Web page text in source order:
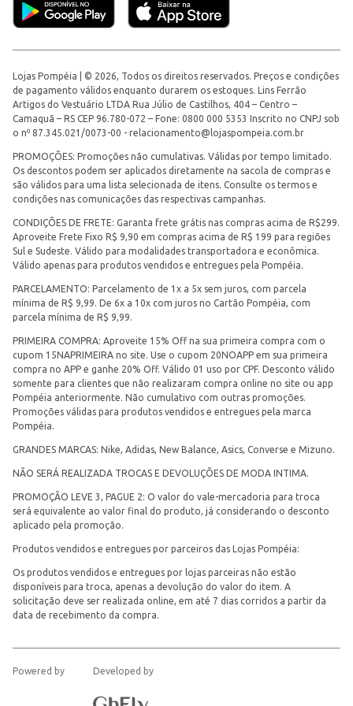
Lojas Pompéia | © 2026, Todos os direitos reservados. Preços e condições
de pagamento válidos enquanto durarem os estoques. Lins Ferrão
Artigos do Vestuário LTDA Rua Júlio de Castilhos, 404 – Centro –
Camaquã – RS CEP 96.780-072 – Fone: 0800 000 5353 Inscrito no CNPJ sob
o nº 87.345.021/0073-00 - relacionamento@lojaspompeia.com.br
PROMOÇÕES: Promoções não cumulativas. Válidas por tempo limitado.
Os descontos podem ser aplicados diretamente na sacola de compras e
são válidos para uma lista selecionada de itens. Consulte os termos e
condições nas comunicações das respectivas campanhas.
CONDIÇÕES DE FRETE: Garanta frete grátis nas compras acima de R$299.
Aproveite Frete Fixo R$ 9,90 em compras acima de R$ 199 para regiões
Sul e Sudeste. Válido para modalidades transportadora e econômica.
Válido apenas para produtos vendidos e entregues pela Pompéia.
PARCELAMENTO: Parcelamento de 1x a 5x sem juros, com parcela
mínima de R$ 9,99. De 6x a 10x com juros no Cartão Pompéia, com
parcela mínima de R$ 9,99.
PRIMEIRA COMPRA: Aproveite 15% Off na sua primeira compra com o
cupom 15NAPRIMEIRA no site. Use o cupom 20NOAPP em sua primeira
compra no APP e ganhe 20% Off. Válido 01 uso por CPF. Desconto válido
somente para clientes que não realizaram compra online no site ou app
Pompéia anteriormente. Não cumulativo com outras promoções.
Promoções válidas para produtos vendidos e entregues pela marca
Pompéia.
GRANDES MARCAS: Nike, Adidas, New Balance, Asics, Converse e Mizuno.
NÃO SERÁ REALIZADA TROCAS E DEVOLUÇÕES DE MODA INTIMA.
PROMOÇÃO LEVE 3, PAGUE 2: O valor do vale-mercadoria para troca
será equivalente ao valor final do produto, já considerando o desconto
aplicado pela promoção.
Produtos vendidos e entregues por parceiros das Lojas Pompéia:
Os produtos vendidos e entregues por lojas parceiras não estão
disponíveis para troca, apenas a devolução do valor do item. A
solicitação deve ser realizada online, em até 7 dias corridos a partir da
data de recebimento da compra.
Powered by Developed by